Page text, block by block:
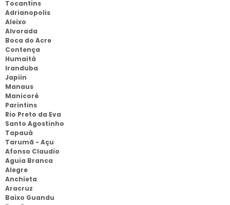
Tocantins
Adrianopolis
Aleixo
Alvorada
Boca do Acre
Contença
Humaitá
Iranduba
Japiin
Manaus
Manicoré
Parintins
Rio Preto da Eva
Santo Agostinho
Tapauá
Tarumã - Açu
Afonso Claudio
Aguia Branca
Alegre
Anchieta
Aracruz
Baixo Guandu